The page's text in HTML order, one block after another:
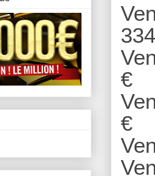
€
€